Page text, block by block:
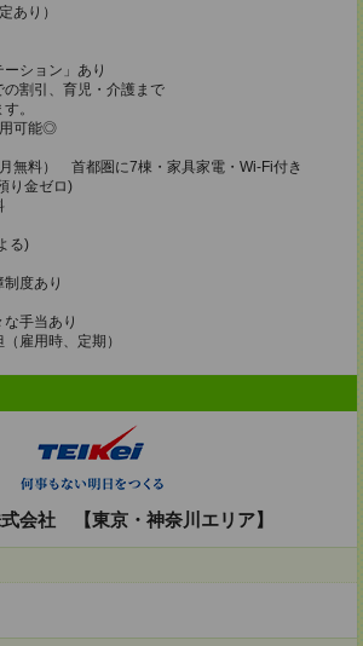
あり）
ション」あり
割引、育児・介護まで
。
用可能◎
無料） 首都圏に7棟・家具家電・Wi-Fi付き
り金ゼロ)
る)
度あり
手当あり
雇用時、定期）
会社 【東京・神奈川エリア】